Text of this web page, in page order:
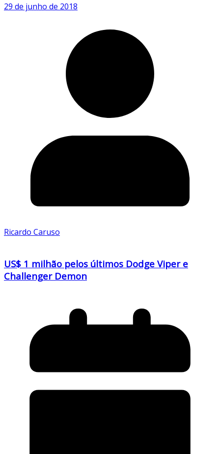
29 de junho de 2018
Ricardo Caruso
US$ 1 milhão pelos últimos Dodge Viper e
Challenger Demon